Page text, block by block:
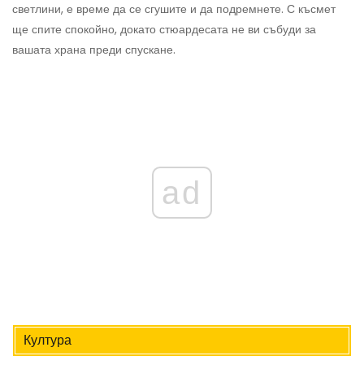
светлини, е време да се сгушите и да подремнете. С късмет
ще спите спокойно, докато стюардесата не ви събуди за
вашата храна преди спускане.
ad
Култура